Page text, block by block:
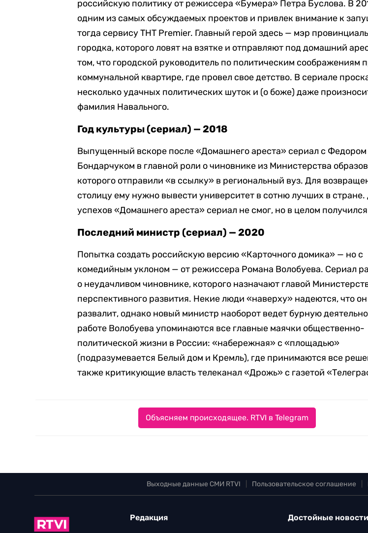
российскую политику от режиссера «Бумера» Петра Буслова. В
одним из самых обсуждаемых проектов и привлек внимание к
тогда сервису ТНТ Premier. Главный герой здесь — мэр
городка, которого ловят на взятке и отправляют под домашний
том, что городской руководитель по политическим соображениям
коммунальной квартире, где провел свое детство. В сериале
несколько удачных политических шуток и (о боже) даже
фамилия Навального.
Год культуры (сериал) — 2018
Выпущенный вскоре после «Домашнего ареста» сериал с Федором
Бондарчуком в главной роли о чиновнике из Министерства
которого отправили «в ссылку» в региональный вуз. Для
столицу ему нужно вывести университет в сотню лучших в стране.
успехов «Домашнего ареста» сериал не смог, но в целом
Последний министр (сериал) — 2020
Попытка создать российскую версию «Карточного домика» — но с
комедийным уклоном — от режиссера Романа Волобуева. Сериал
о неудачливом чиновнике, которого назначают главой
перспективного развития. Некие люди «наверху» надеются, что он
развалит, однако новый министр наоборот ведет бурную
работе Волобуева упоминаются все главные маячки общественно-
политической жизни в России: «набережная» с «площадью»
(подразумевается Белый дом и Кремль), где принимаются все
также критикующие власть телеканал «Дрожь» с газетой
Объясняем происходящее. RTVI в Telegram
Выходные данные СМИ RTVI Пользовательское соглашение
Редакция Достойные новости